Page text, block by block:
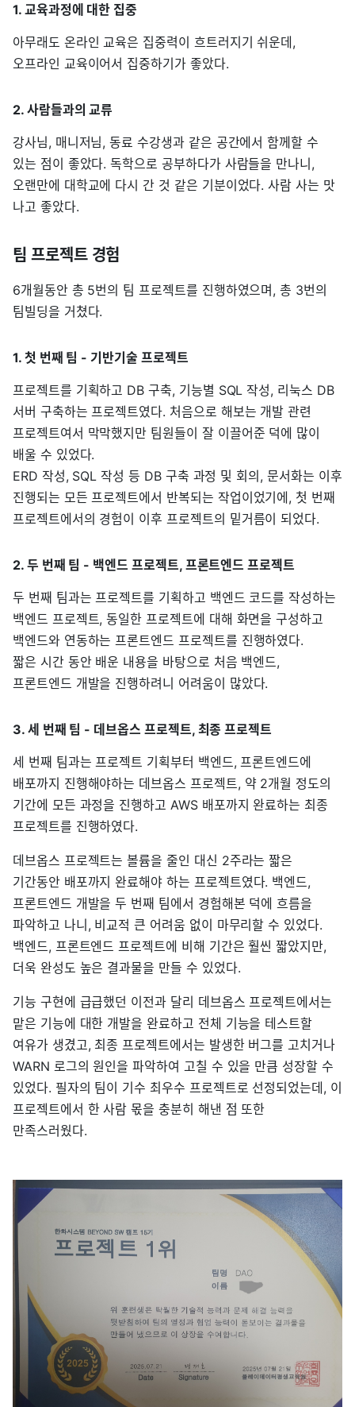
1. 교육과정에 대한 집중
아무래도 온라인 교육은 집중력이 흐트러지기 쉬운데,
오프라인 교육이어서 집중하기가 좋았다.
2. 사람들과의 교류
강사님, 매니저님, 동료 수강생과 같은 공간에서 함께할 수
있는 점이 좋았다. 독학으로 공부하다가 사람들을 만나니,
오랜만에 대학교에 다시 간 것 같은 기분이었다. 사람 사는 맛
나고 좋았다.
팀 프로젝트 경험
6개월동안 총 5번의 팀 프로젝트를 진행하였으며, 총 3번의
팀빌딩을 거쳤다.
1. 첫 번째 팀 - 기반기술 프로젝트
프로젝트를 기획하고 DB 구축, 기능별 SQL 작성, 리눅스 DB
서버 구축하는 프로젝트였다. 처음으로 해보는 개발 관련
프로젝트여서 막막했지만 팀원들이 잘 이끌어준 덕에 많이
배울 수 있었다.
ERD 작성, SQL 작성 등 DB 구축 과정 및 회의, 문서화는 이후
진행되는 모든 프로젝트에서 반복되는 작업이었기에, 첫 번째
프로젝트에서의 경험이 이후 프로젝트의 밑거름이 되었다.
2. 두 번째 팀 - 백엔드 프로젝트, 프론트엔드 프로젝트
두 번째 팀과는 프로젝트를 기획하고 백엔드 코드를 작성하는
백엔드 프로젝트, 동일한 프로젝트에 대해 화면을 구성하고
백엔드와 연동하는 프론트엔드 프로젝트를 진행하였다.
짧은 시간 동안 배운 내용을 바탕으로 처음 백엔드,
프론트엔드 개발을 진행하려니 어려움이 많았다.
3. 세 번째 팀 - 데브옵스 프로젝트, 최종 프로젝트
세 번째 팀과는 프로젝트 기획부터 백엔드, 프론트엔드에
배포까지 진행해야하는 데브옵스 프로젝트, 약 2개월 정도의
기간에 모든 과정을 진행하고 AWS 배포까지 완료하는 최종
프로젝트를 진행하였다.
데브옵스 프로젝트는 볼륨을 줄인 대신 2주라는 짧은
기간동안 배포까지 완료해야 하는 프로젝트였다. 백엔드,
프론트엔드 개발을 두 번째 팀에서 경험해본 덕에 흐름을
파악하고 나니, 비교적 큰 어려움 없이 마무리할 수 있었다.
백엔드, 프론트엔드 프로젝트에 비해 기간은 훨씬 짧았지만,
더욱 완성도 높은 결과물을 만들 수 있었다.
기능 구현에 급급했던 이전과 달리 데브옵스 프로젝트에서는
맡은 기능에 대한 개발을 완료하고 전체 기능을 테스트할
여유가 생겼고, 최종 프로젝트에서는 발생한 버그를 고치거나
WARN 로그의 원인을 파악하여 고칠 수 있을 만큼 성장할 수
있었다. 필자의 팀이 기수 최우수 프로젝트로 선정되었는데, 이
프로젝트에서 한 사람 몫을 충분히 해낸 점 또한
만족스러웠다.